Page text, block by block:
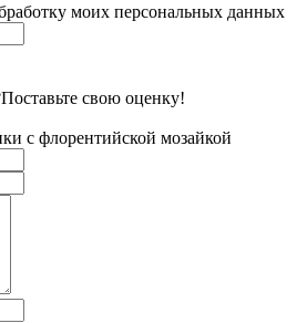
моих персональных данных
Поставьте свою оценку!
с флорентийской мозайкой